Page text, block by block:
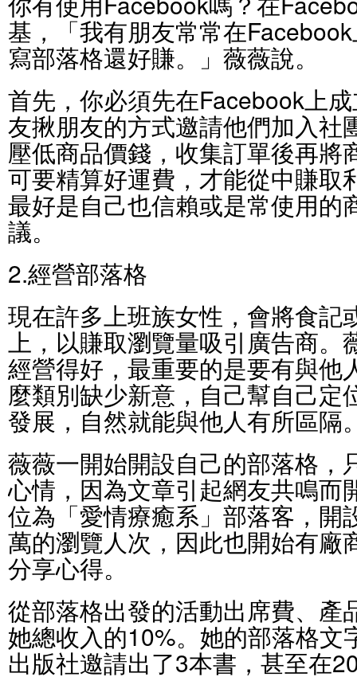
基，「我有朋友常常在
寫部落格還好賺。」薇薇說。
首先，你必須先在Facebook上
友揪朋友的方式邀請他們加入社
壓低商品價錢，收集訂單後再將
可要精算好運費，才能從中賺取
最好是自己也信賴或是常使用的
議。
2.經營部落格
現在許多上班族女性，會將食記
上，以賺取瀏覽量吸引廣告商
經營得好，最重要的是要有與他
麼類別缺少新意，自己幫自己定
發展，自然就能與他人有所區隔
薇薇一開始開設自己的部落格，
心情，因為文章引起網友共鳴而
位為「愛情療癒系」部落客，開
萬的瀏覽人次，因此也開始有廠
分享心得。
從部落格出發的活動出席費、產
她總收入的10%。她的部落格文
出版社邀請出了3本書，甚至在